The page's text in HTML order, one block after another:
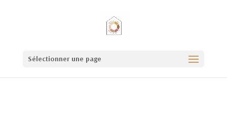
Sélectionner une page